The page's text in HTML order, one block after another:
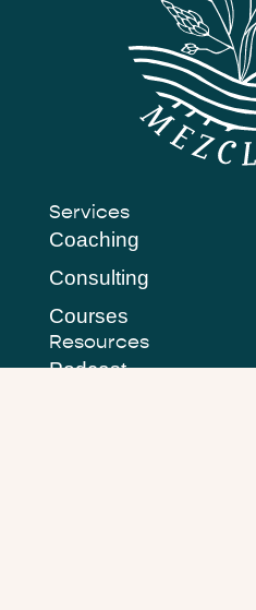
Services
Coaching
Consulting
Courses
Resources
Podcast